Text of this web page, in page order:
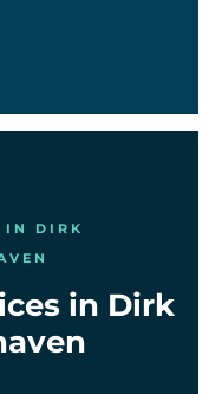
IN DIRK
in Dirk